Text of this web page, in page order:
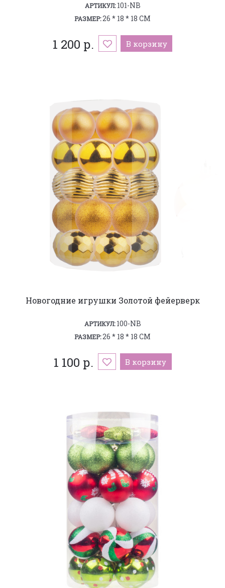
АРТИКУЛ:101-NB
РАЗМЕР:26 * 18 * 18 СМ
1 200 р. В корзину
Новогодние игрушки Золотой фейерверк
АРТИКУЛ:100-NB
РАЗМЕР:26 * 18 * 18 СМ
1 100 р. В корзину